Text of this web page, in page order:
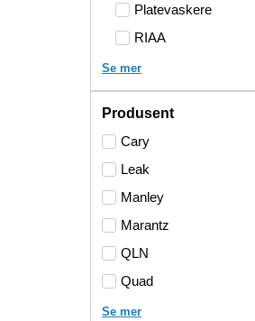
Platevaskere
RIAA
Se mer
Produsent
Cary
Leak
Manley
Marantz
QLN
Quad
Se mer